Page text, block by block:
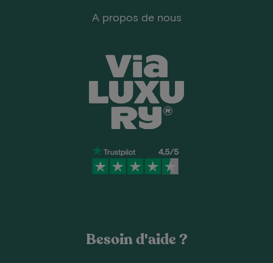
A propos de nous
Besoin d'aide ?